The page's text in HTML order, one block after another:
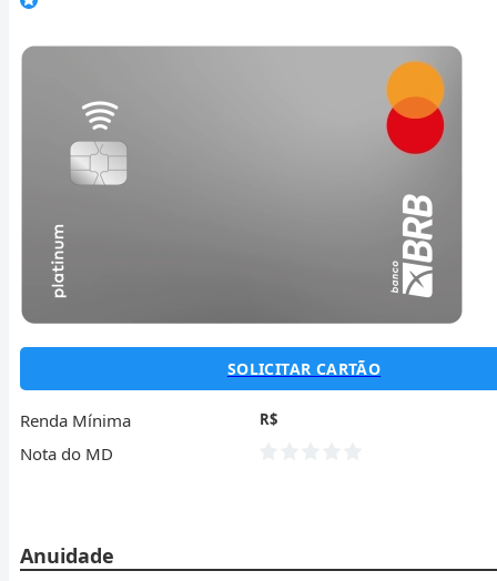
SOLICITAR CARTÃO
Renda Mínima R$
Nota do MD
Anuidade